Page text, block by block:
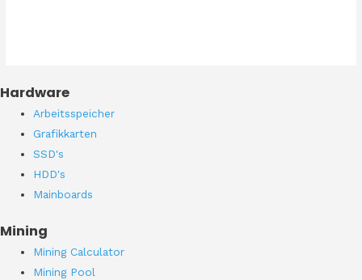
Hardware
Arbeitsspeicher
Grafikkarten
SSD's
HDD's
Mainboards
Mining
Mining Calculator
Mining Pool